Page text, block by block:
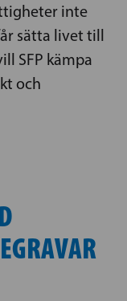
inte
sätta livet till
SFP kämpa
och